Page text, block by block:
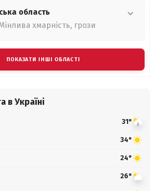
область
хмарність, грози
ПОКАЗАТИ ІНШІ ОБЛАСТІ
в Україні
31°
34°
24°
26°